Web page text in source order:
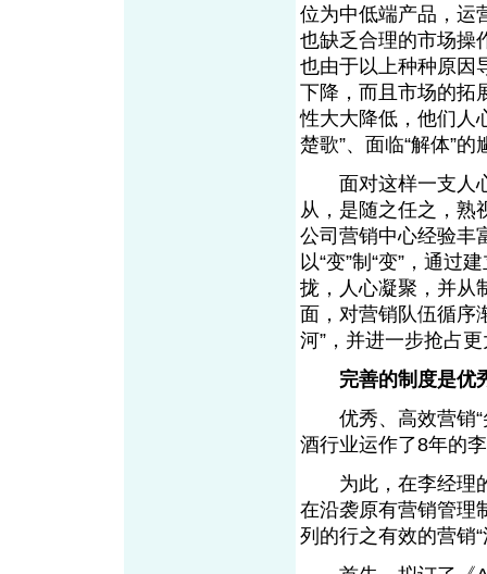
位为中低端产品，运
也缺乏合理的市场操
也由于以上种种原因
下降，而且市场的拓
性大大降低，他们人
楚歌”、面临“解体
面对这样一支人心
从，是随之任之，熟
公司营销中心经验丰
以“变”制“变”，通过
拢，人心凝聚，并从
面，对营销队伍循序
河”，并进一步抢
完善的制度是
优秀、高效营销“
酒行业运作了8年
为此，在李经理的
在沿袭原有营销管理
列的行之有效的营